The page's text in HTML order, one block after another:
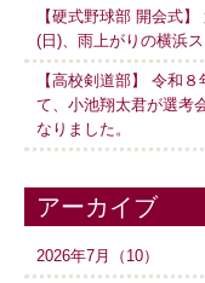
【硬式野球部 開会式
(日)、雨上がりの横浜
【高校剣道部】 令和
て、小池翔太君が選考
なりました。
アーカイブ
2026年7月（10）